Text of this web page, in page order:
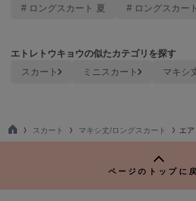
MOIGE
モワージュ
ミュシャ
NIKE
# ロングスカート 夏 # ロングスカー
エトレトウキョウの似たカテゴリを探す
スカート ミニスカート マキシ
TO
スカート マキシ丈/ロングスカート エ
ページのトップに